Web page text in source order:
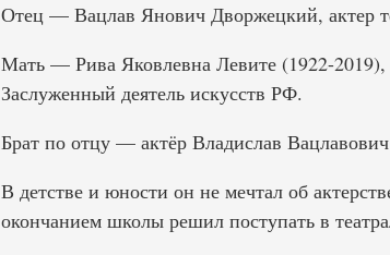
Отец — Вацлав Янович Дворжецкий, актер
Мать — Рива Яковлевна Левите (1922-2019),
Заслуженный деятель искусств РФ.
Брат по отцу — актёр Владислав
В детстве и юности он не мечтал об
окончанием школы решил поступать в